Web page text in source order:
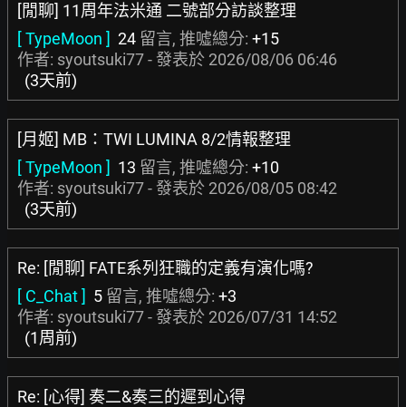
[閒聊] 11周年法米通 二號部分訪談整理
[ TypeMoon ] 24 留言, 推噓總分: +15
作者: syoutsuki77 - 發表於 2026/08/06 06:46
(3天前)
[月姬] MB：TWI LUMINA 8/2情報整理
[ TypeMoon ] 13 留言, 推噓總分: +10
作者: syoutsuki77 - 發表於 2026/08/05 08:42
(3天前)
Re: [閒聊] FATE系列狂職的定義有演化嗎?
[ C_Chat ] 5 留言, 推噓總分: +3
作者: syoutsuki77 - 發表於 2026/07/31 14:52
(1周前)
Re: [心得] 奏二&奏三的遲到心得